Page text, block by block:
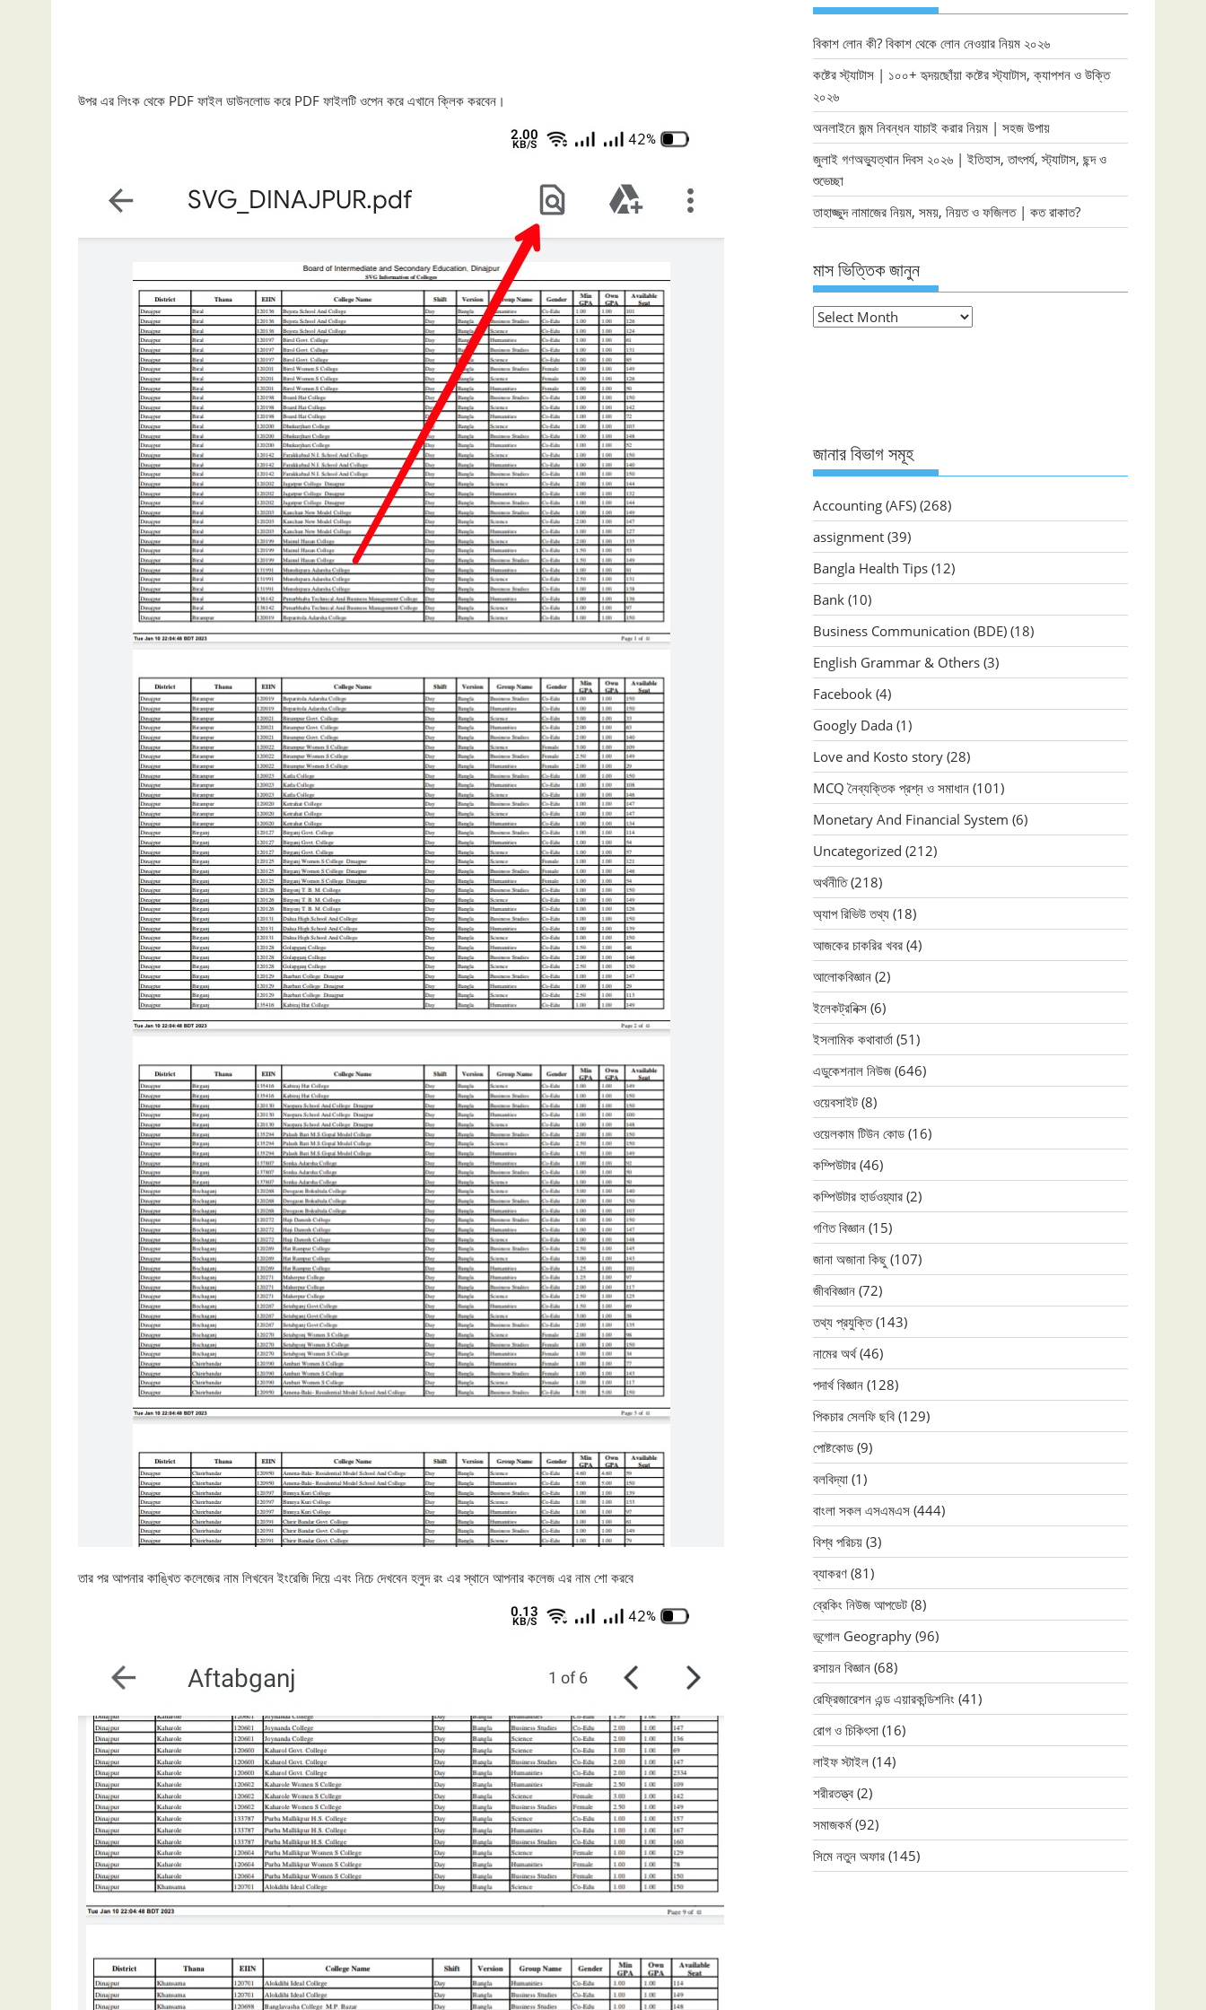
উপর এর লিংক থেকে PDF ফাইল ডাউনলোড করে PDF ফাইলটি ওপেন করে এখানে ক্লিক করবেন।
তার পর আপনার কাঙ্খিত কলেজের নাম লিখবেন ইংরেজি দিয়ে এবং নিচে দেখবেন হলুদ রং এর স্থানে আপনার কলেজ এর নাম শো করবে
বিকাশ লোন কী? বিকাশ থেকে লোন নেওয়ার নিয়ম ২০২৬
কষ্টের স্ট্যাটাস | ১০০+ হৃদয়ছোঁয়া কষ্টের স্ট্যাটাস, ক্যাপশন ও উক্তি
২০২৬
অনলাইনে জন্ম নিবন্ধন যাচাই করার নিয়ম | সহজ উপায়
জুলাই গণঅভ্যুত্থান দিবস ২০২৬ | ইতিহাস, তাৎপর্য, স্ট্যাটাস, ছন্দ ও
শুভেচ্ছা
তাহাজ্জুদ নামাজের নিয়ম, সময়, নিয়ত ও ফজিলত | কত রাকাত?
মাস ভিত্তিক জানুন
মাস
জানার বিভাগ সমূহ
Accounting (AFS) (268)
assignment (39)
Bangla Health Tips (12)
Bank (10)
Business Communication (BDE) (18)
English Grammar & Others (3)
Facebook (4)
Googly Dada (1)
Love and Kosto story (28)
MCQ নৈব্যক্তিক প্রশ্ন ও সমাধান (101)
Monetary And Financial System (6)
Uncategorized (212)
অর্থনীতি(218)
অ্যাপ রিভিউ তথ্য (18)
আজকের চাকরির খবর (4)
আলোকবিজ্ঞান (2)
ইলেকট্রনিক্স (6)
ইসলামিক কথাবার্তা (51)
এডুকেশনাল নিউজ (646)
ওয়েবসাইট (8)
ওয়েলকাম টিউন কোড (16)
কম্পিউটার (46)
কম্পিউটার হার্ডওয়্যার (2)
গণিত বিজ্ঞান (15)
জানা অজানা কিছু (107)
জীববিজ্ঞান (72)
তথ্য প্রযুক্তি(143)
নামের অর্থ(46)
পদার্থ বিজ্ঞান (128)
পিকচার সেলফি ছবি (129)
পোষ্টকোড (9)
বলবিদ্যা (1)
বাংলা সকল এসএমএস (444)
বিশ্ব পরিচয় (3)
ব্যাকরণ (81)
ব্রেকিং নিউজ আপডেট (8)
ভূগোল Geography (96)
রসায়ন বিজ্ঞান (68)
রেফ্রিজারেশন এন্ড এয়ারকন্ডিশনিং (41)
রোগ ও চিকিৎসা (16)
লাইফ স্টাইল (14)
শরীরতত্ত্ব (2)
সমাজকর্ম(92)
সিমে নতুন ‍অফার (145)